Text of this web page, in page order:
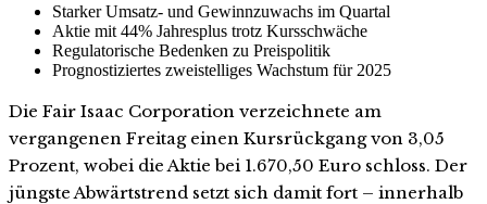
Starker Umsatz- und Gewinnzuwachs im Quartal
Aktie mit 44% Jahresplus trotz Kursschwäche
Regulatorische Bedenken zu Preispolitik
Prognostiziertes zweistelliges Wachstum für 2025
Die Fair Isaac Corporation verzeichnete am
vergangenen Freitag einen Kursrückgang von 3,05
Prozent, wobei die Aktie bei 1.670,50 Euro schloss. Der
jüngste Abwärtstrend setzt sich damit fort – innerhalb